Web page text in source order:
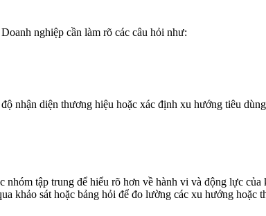
nghiệp cần làm rõ các câu hỏi như:
nhận diện thương hiệu hoặc xác định xu hướng tiêu
nhóm tập trung để hiểu rõ hơn về hành vi và động lực của
khảo sát hoặc bảng hỏi để đo lường các xu hướng hoặc